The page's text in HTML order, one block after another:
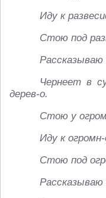
Иду к
Стою под
Рассказываю
Чернеет в
дерев-о.
Стою у
Иду к
Стою под
Рассказываю